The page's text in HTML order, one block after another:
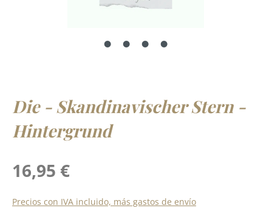
Die - Skandinavischer Stern -
Hintergrund
Precio normal:
16,95 €
Precios con IVA incluido, más gastos de envío